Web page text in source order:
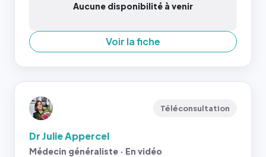
Aucune disponibilité à venir
Voir la fiche
Téléconsultation
Dr Julie Appercel
Médecin généraliste · En vidéo